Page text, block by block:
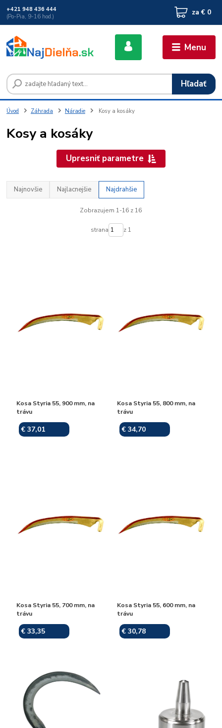
Menu
Hľadať
+421 948 436 444
(Po-Pia, 9-16 hod.)
za € 0
Úvod Záhrada Náradie Kosy a kosáky
Kosy a kosáky
Upresniť parametre
Najnovšie Najlacnejšie Najdrahšie
Zobrazujem 1-16 z 16
strana z 1
Kosa Styria 55, 900 mm, na
trávu
€ 37,01
Kosa Styria 55, 800 mm, na
trávu
€ 34,70
Kosa Styria 55, 700 mm, na
trávu
€ 33,35
Kosa Styria 55, 600 mm, na
trávu
€ 30,78